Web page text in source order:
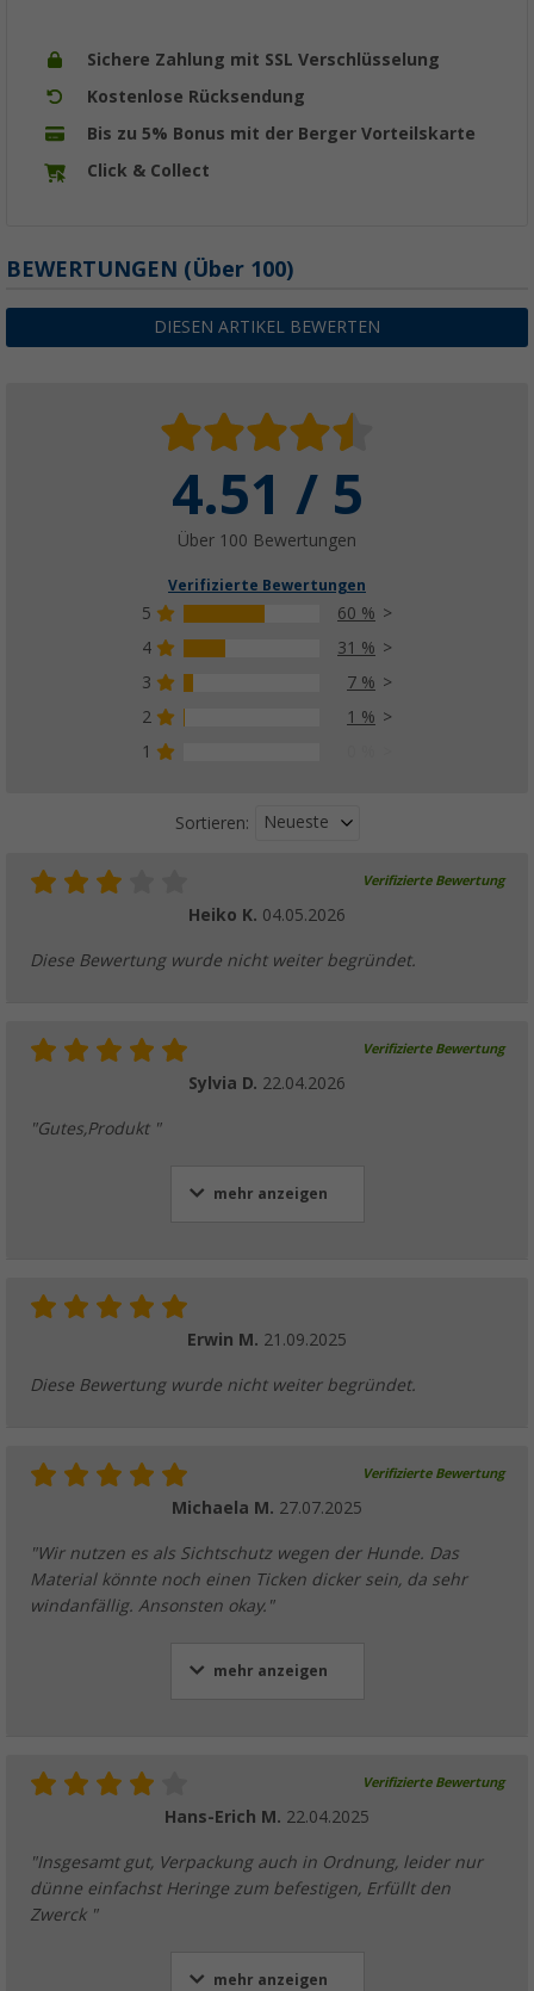
Sichere Zahlung mit SSL Verschlüsselung
Kostenlose Rücksendung
Bis zu 5% Bonus mit der Berger Vorteilskarte
Click & Collect
BEWERTUNGEN (Über 100)
DIESEN ARTIKEL BEWERTEN
4.51 / 5
Über 100 Bewertungen
Verifizierte Bewertungen
5
60 %
4
31 %
3
7 %
2
1 %
1
Sortieren: Neueste
Verifizierte Bewertung
Heiko K. 04.05.2026
Diese Bewertung wurde nicht weiter begründet.
Verifizierte Bewertung
Sylvia D. 22.04.2026
"Gutes,Produkt "
mehr anzeigen
Erwin M. 21.09.2025
Diese Bewertung wurde nicht weiter begründet.
Verifizierte Bewertung
Michaela M. 27.07.2025
"Wir nutzen es als Sichtschutz wegen der Hunde. Das
Material könnte noch einen Ticken dicker sein, da sehr
windanfällig. Ansonsten okay."
mehr anzeigen
Verifizierte Bewertung
Hans-Erich M. 22.04.2025
"Insgesamt gut, Verpackung auch in Ordnung, leider nur
dünne einfachst Heringe zum befestigen, Erfüllt den
Zwerck "
mehr anzeigen